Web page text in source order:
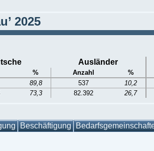
2025
Ausländer
% Anzahl %
89,8 537 10,2
73,3 82.392 26,7
Beschäftigung